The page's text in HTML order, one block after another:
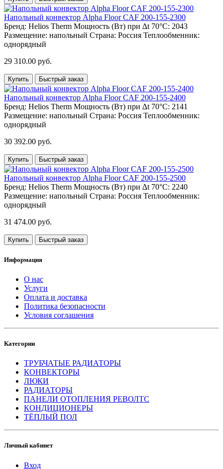
Напольный конвектор Alpha Floor CAF 200-155-2300
Бренд: Helios Therm Мощность (Вт) при ∆t 70°C: 2043
Размещение: напольный Страна: Россия Теплообменник:
однорядный
29 310.00 руб.
Купить Быстрый заказ
Напольный конвектор Alpha Floor CAF 200-155-2400
Бренд: Helios Therm Мощность (Вт) при ∆t 70°C: 2141
Размещение: напольный Страна: Россия Теплообменник:
однорядный
30 392.00 руб.
Купить Быстрый заказ
Напольный конвектор Alpha Floor CAF 200-155-2500
Бренд: Helios Therm Мощность (Вт) при ∆t 70°C: 2240
Размещение: напольный Страна: Россия Теплообменник:
однорядный
31 474.00 руб.
Купить Быстрый заказ
Информация
О нас
Услуги
Оплата и доставка
Политика безопасности
Условия соглашения
Категории
ТРУБЧАТЫЕ РАДИАТОРЫ
КОНВЕКТОРЫ
ЛЮКИ
РАДИАТОРЫ
ПАНЕЛИ ОТОПЛЕНИЯ РЕВОЛТС
КОНДИЦИОНЕРЫ
ТЁПЛЫЙ ПОЛ
Личный кабинет
Вход